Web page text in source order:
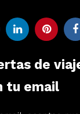
de
tu email